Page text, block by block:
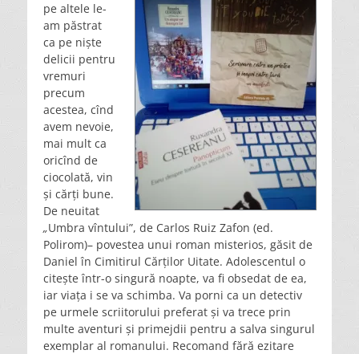
pe altele le-
am păstrat
ca pe niște
delicii pentru
vremuri
precum
acestea, cînd
avem nevoie,
mai mult ca
oricînd de
ciocolată, vin
și cărți bune.
De neuitat
„Umbra vîntului”, de Carlos Ruiz Zafon (ed.
Polirom)– povestea unui roman misterios, găsit de
Daniel în Cimitirul Cărților Uitate. Adolescentul o
citește într-o singură noapte, va fi obsedat de ea,
iar viața i se va schimba. Va porni ca un detectiv
pe urmele scriitorului preferat și va trece prin
multe aventuri și primejdii pentru a salva singurul
exemplar al romanului. Recomand fără ezitare